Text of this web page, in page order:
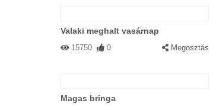
Valaki meghalt vasárnap
15750 0 Megosztás
Magas bringa